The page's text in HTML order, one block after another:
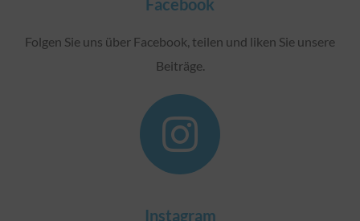
Folgen Sie uns über Facebook, teilen und liken Sie unsere
Beiträge.
Instagram